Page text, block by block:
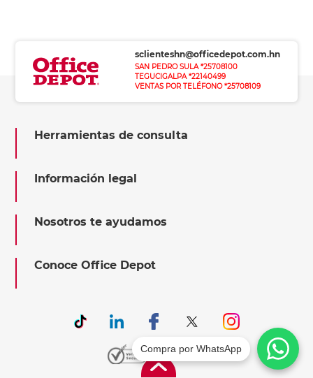
sclienteshn@officedepot.com.hn
SAN PEDRO SULA *25708100
TEGUCIGALPA *22140499
VENTAS POR TELÉFONO *25708109
Herramientas de consulta
Información legal
Nosotros te ayudamos
Conoce Office Depot
Compra por WhatsApp